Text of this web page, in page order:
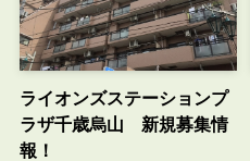
ライオンズステーションプ
ラザ千歳烏山 新規募集情
報！